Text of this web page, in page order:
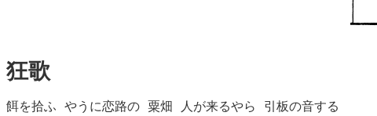
狂歌
餌を拾ふ やうに恋路の 粟畑 人が来るやら 引板の音する